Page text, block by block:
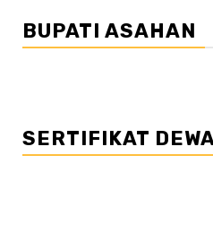
BUPATI ASAHAN
SERTIFIKAT